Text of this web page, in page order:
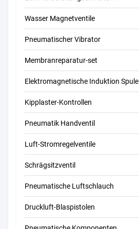
Wasser Magnetventile
Pneumatischer Vibrator
Membranreparatur-set
Elektromagnetische Induktion Spule
Kipplaster-Kontrollen
Pneumatik Handventil
Luft-Stromregelventile
Schrägsitzventil
Pneumatische Luftschlauch
Druckluft-Blaspistolen